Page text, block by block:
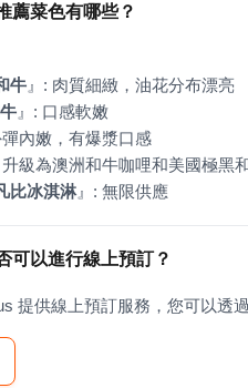
薦菜色有哪些？
牛 』
』
比冰淇淋』 : 無限供應
可以進行線上預訂？
提供線上預訂服務，您可以透